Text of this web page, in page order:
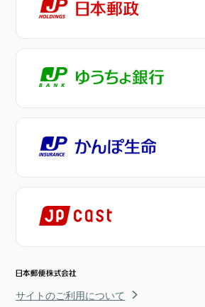
サイトのご利用について